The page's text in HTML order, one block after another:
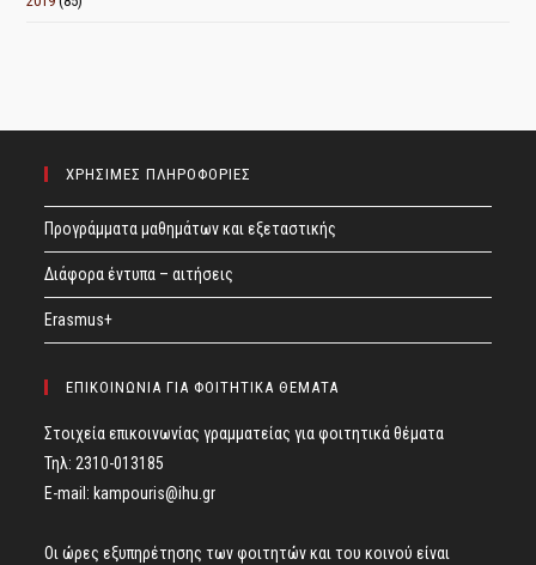
ΧΡΗΣΙΜΕΣ ΠΛΗΡΟΦΟΡΙΕΣ
Προγράμματα μαθημάτων και εξεταστικής
Διάφορα έντυπα – αιτήσεις
Erasmus+
ΕΠΙΚΟΙΝΩΝΙΑ ΓΙΑ ΦΟΙΤΗΤΙΚΑ ΘΕΜΑΤΑ
Στοιχεία επικοινωνίας γραμματείας για φοιτητικά θέματα
Τηλ: 2310-013185
E-mail: kampouris@ihu.gr
Οι ώρες εξυπηρέτησης των φοιτητών και του κοινού είναι